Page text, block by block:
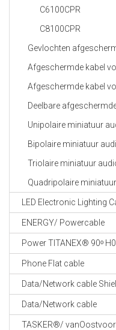
C6100CPR
C8100CPR
Gevlochten
Afgeschermde kabel
Afgeschermde kabel
Deelbare
Unipolaire miniatuur
Bipolaire miniatuur
Triolaire miniatuur
Quadripolaire
LED Electronic Lighting
ENERGY/ Powercable
Power TITANEX® 90ᵒ
Phone Flat cable
Data/Network cable
Data/Network cable
TASKER®/